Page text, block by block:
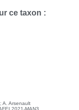
ce taxon :
A. Arsenault